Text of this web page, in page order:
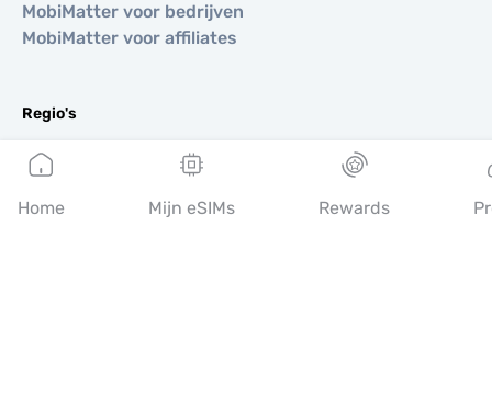
MobiMatter voor bedrijven
MobiMatter voor affiliates
Regio's
eSIM voor Europa
eSIM voor Azië
eSIM voor Amerika
Home Mijn eSIMs Rewards